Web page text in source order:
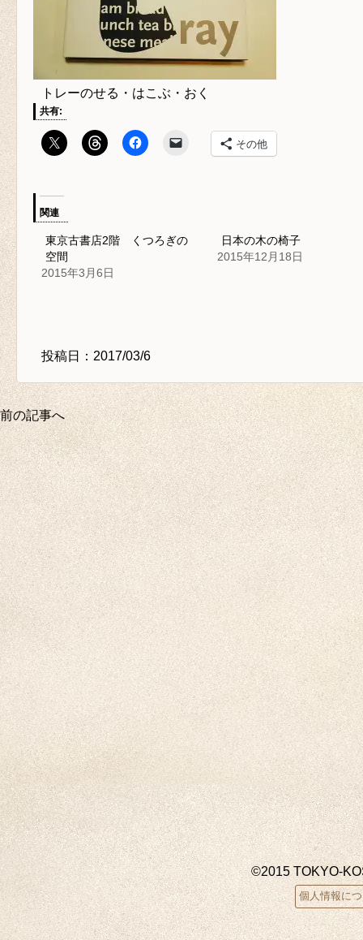
トレーのせる・はこぶ・おく
共有:
その他
関連
東京古書店2階 くつろぎの
空間
2015年3月6日
日本の木の椅子
2015年12月18日
投稿日：2017/03/6
前の記事へ
©2015 TOKYO-
個人情報に